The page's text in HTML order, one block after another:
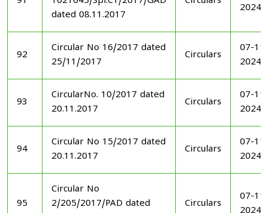
dated 08.11.2017
2024
92
Circular No 16/2017 dated
25/11/2017
Circulars
07-11-
2024
93
CircularNo. 10/2017 dated
20.11.2017
Circulars
07-11-
2024
94
Circular No 15/2017 dated
20.11.2017
Circulars
07-11-
2024
95
Circular No
2/205/2017/PAD dated
Circulars
07-11-